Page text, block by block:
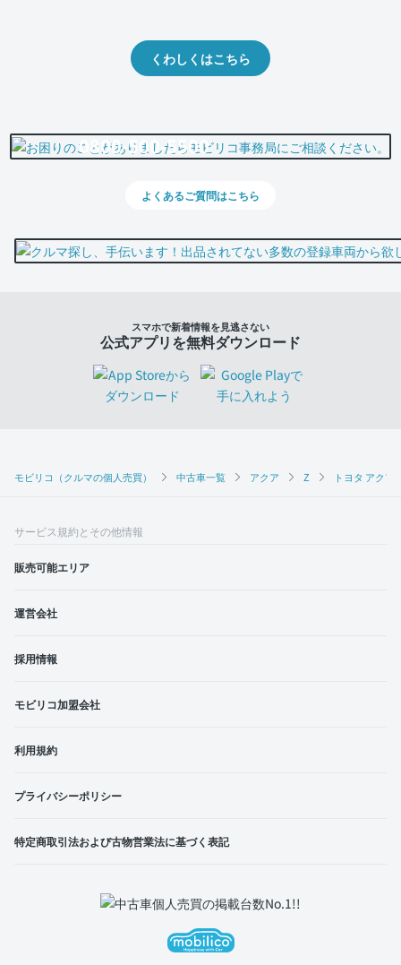
モビリコ（クルマの個人売買） 中古車一覧 アクア Z トヨタ アク
くわしくはこちら
0800-500-5500
よくあるご質問はこちら
スマホで新着情報を見逃さない
公式アプリを無料ダウンロード
サービス規約とその他情報
販売可能エリア
運営会社
採用情報
モビリコ加盟会社
利用規約
プライバシーポリシー
特定商取引法および古物営業法に基づく表記